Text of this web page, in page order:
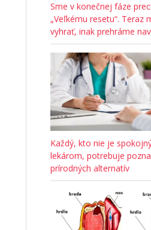
Sme v konečnej fáze
„Veľkému resetu“. Teraz
vyhrať, inak prehráme
Každý, kto nie je
lekárom, potrebuje
prírodných alternatív